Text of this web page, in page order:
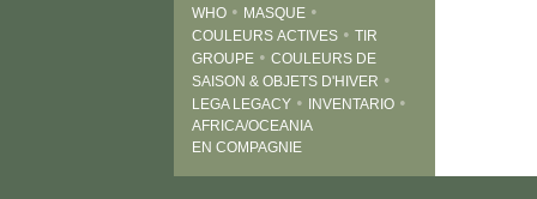
WHO • MASQUE •
COULEURS ACTIVES • TIR
GROUPE • COULEURS DE
SAISON & OBJETS D'HIVER •
LEGA LEGACY • INVENTARIO •
AFRICA/OCEANIA
EN COMPAGNIE